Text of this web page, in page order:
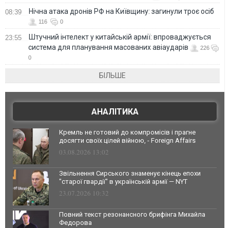
08:39 Нічна атака дронів РФ на Київщину: загинули троє осіб
116 0
23:55
Штучний інтелект у китайській армії: впроваджується
система для планування масованих авіаударів
226
0
БІЛЬШЕ
АНАЛІТИКА
Кремль не готовий до компромісів і прагне
досягти своїх цілей війною, - Foreign Affairs
03.08.2026 13:02
Звільнення Сирського знаменує кінець епохи
"старої гвардії" в українській армії — NYT
23.07.2026 10:32
Повний текст резонансного брифінга Михайла
Федорова